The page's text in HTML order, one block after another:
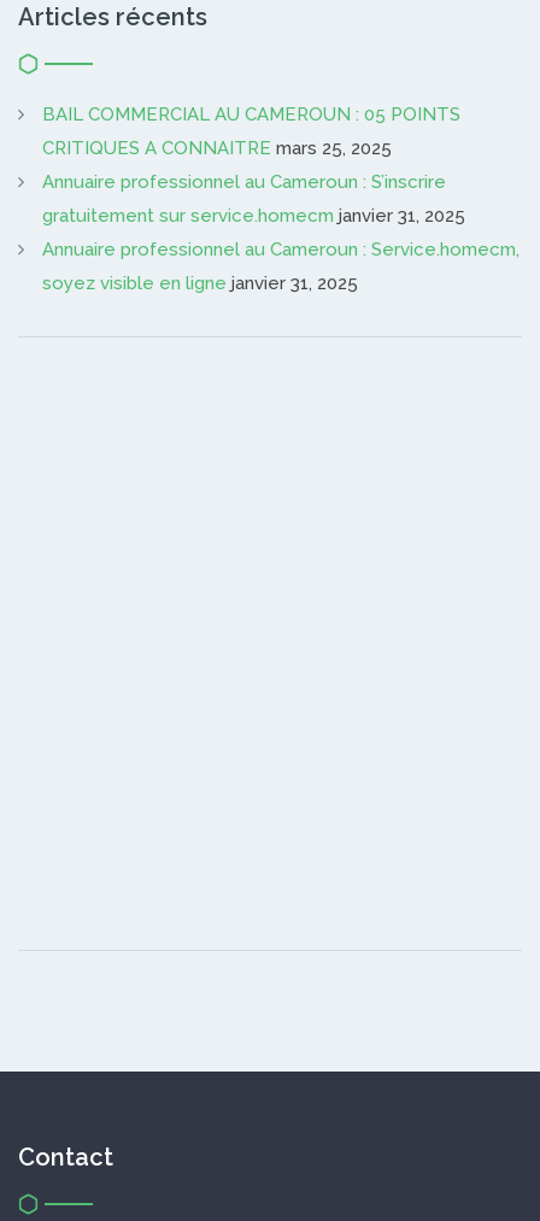
Articles récents
BAIL COMMERCIAL AU CAMEROUN : 05 POINTS
CRITIQUES A CONNAITRE mars 25, 2025
Annuaire professionnel au Cameroun : S’inscrire
gratuitement sur service.homecm janvier 31, 2025
Annuaire professionnel au Cameroun : Service.homecm,
soyez visible en ligne janvier 31, 2025
Contact